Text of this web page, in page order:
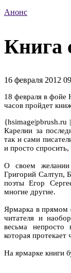
Анонс
Книга
16 февраля 2012
18 февраля в фойе
часов пройдет
{hsimage|pbrush.ru
Карелии за
так и сами
и просто
О своем желании
Григорий Салтуп,
поэты Егор
многие другие.
Ярмарка в прямом
читателя и
весьма
которая
На ярмарке книги